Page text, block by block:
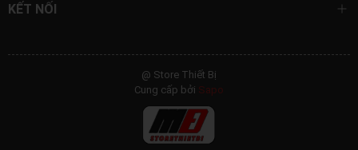
KẾT NỐI
@ Store Thiết Bị
Cung cấp bởi Sapo